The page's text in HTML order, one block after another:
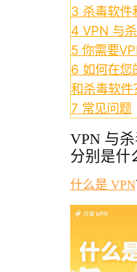
3 杀毒软件
4 VPN 与
5 你需要
6 如何在您
和杀毒软件
7 常见问题
VPN 与杀
分别是什
什么是 VPN